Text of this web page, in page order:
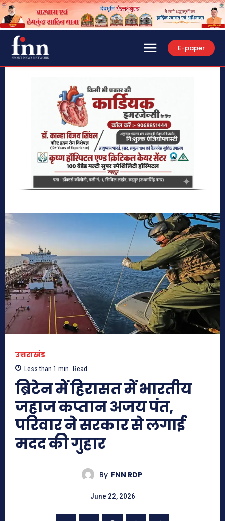
E-paper
उत्तराखंड
Less than 1 min. Read
ब्रिटेन में हिरासत में भारतीय
जहाज कप्तान अजय पंत,
परिवार ने सरकार से लगाई
मदद की गुहार
By FNN RDP
June 22, 2026